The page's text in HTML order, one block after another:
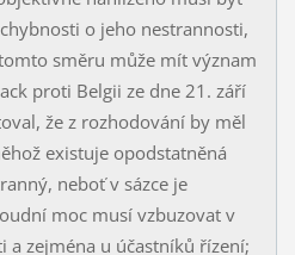
o jeho nestrannosti,
směru může mít význam
proti Belgii ze dne 21. září
že z rozhodování by měl
existuje opodstatněná
neboť v sázce je
moc musí vzbuzovat v
a zejména u účastníků řízení;